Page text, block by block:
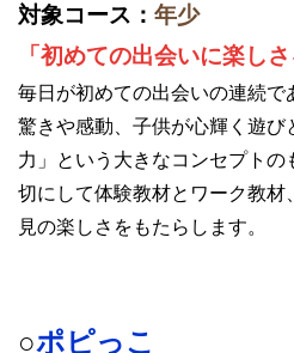
対象コース： 年少
「初めての出会いに楽しさ
毎日が初めての出会いの連続で
驚きや感動、子供が心輝く遊
力」という大きなコンセプト
切にして体験教材とワーク教材
見の楽しさをもたらします。
○ポピっこ